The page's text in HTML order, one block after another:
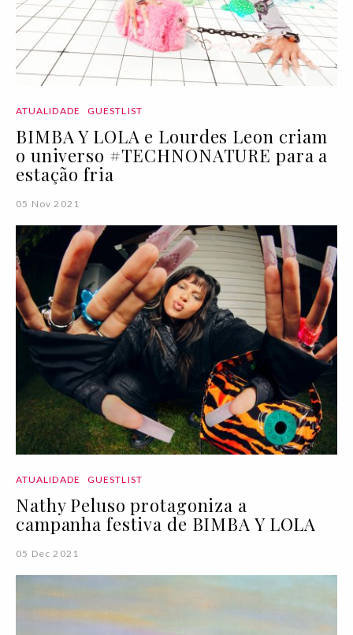
ATUALIDADE GUESTLIST
BIMBA Y LOLA e Lourdes Leon criam
o universo #TECHNONATURE para a
estação fria
05 Nov 2021
ATUALIDADE GUESTLIST
Nathy Peluso protagoniza a
campanha festiva de BIMBA Y LOLA
05 Dec 2021